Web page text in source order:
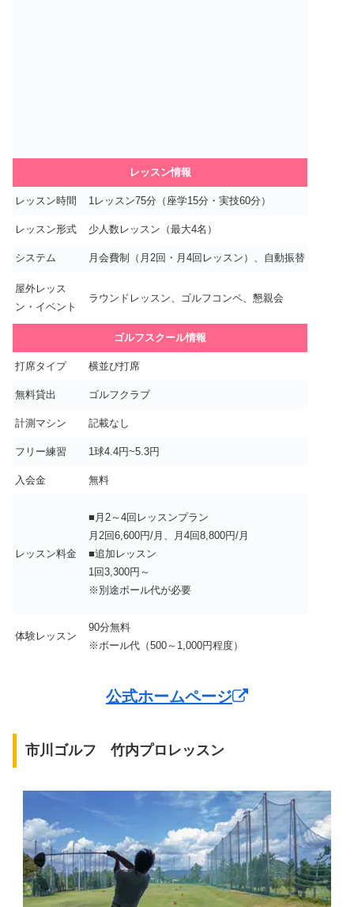
レッスン情報
レッスン時間 1レッスン75分（座学15分・実技60分）
レッスン形式 少人数レッスン（最大4名）
システム 月会費制（月2回・月4回レッスン）、自動振替
屋外レッス
ン・イベント
ラウンドレッスン、ゴルフコンペ、懇親会
ゴルフスクール情報
打席タイプ 横並び打席
無料貸出 ゴルフクラブ
計測マシン 記載なし
フリー練習 1球4.4円~5.3円
入会金 無料
レッスン料金
■月2～4回レッスンプラン
月2回6,600円/月、月4回8,800円/月
■追加レッスン
1回3,300円～
※別途ボール代が必要
体験レッスン
90分無料
※ボール代（500～1,000円程度）
公式ホームページ
市川ゴルフ 竹内プロレッスン